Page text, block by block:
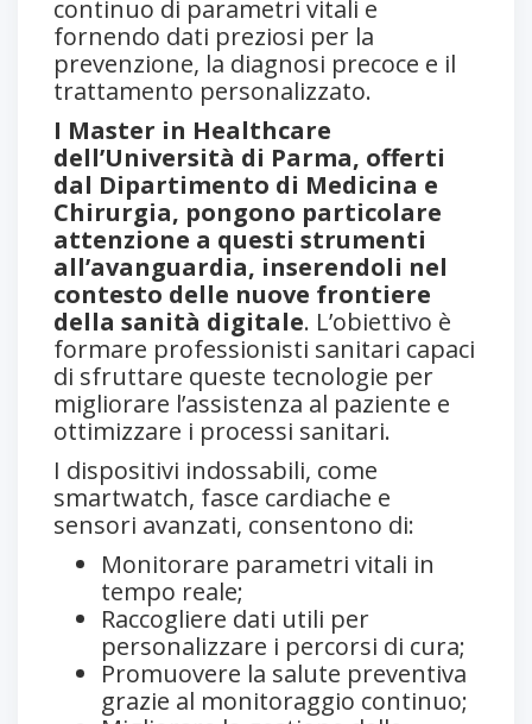
continuo di parametri vitali e
fornendo dati preziosi per la
prevenzione, la diagnosi precoce e il
trattamento personalizzato.
I Master in Healthcare
dell’Università di Parma, offerti
dal Dipartimento di Medicina e
Chirurgia, pongono particolare
attenzione a questi strumenti
all’avanguardia, inserendoli nel
contesto delle nuove frontiere
della sanità digitale. L’obiettivo è
formare professionisti sanitari capaci
di sfruttare queste tecnologie per
migliorare l’assistenza al paziente e
ottimizzare i processi sanitari.
I dispositivi indossabili, come
smartwatch, fasce cardiache e
sensori avanzati, consentono di:
Monitorare parametri vitali in
tempo reale;
Raccogliere dati utili per
personalizzare i percorsi di cura;
Promuovere la salute preventiva
grazie al monitoraggio continuo;